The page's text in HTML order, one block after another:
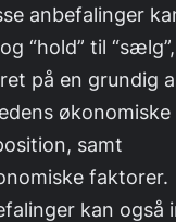
anbefalinger
“hold” til
på en grundig
økonomiske
samt
faktorer.
kan også